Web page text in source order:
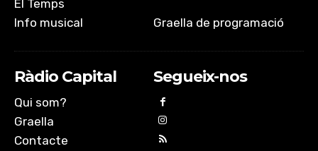
El Temps
Info musical
Graella de programació
Ràdio Capital
Qui som?
Graella
Contacte
Segueix-nos